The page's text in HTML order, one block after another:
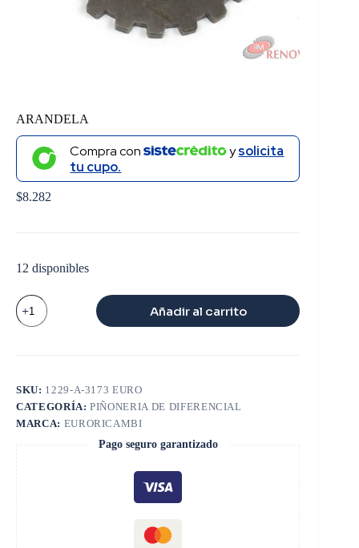
ARANDELA
Compra con ysolicita
tu cupo.
$8.282
12 disponibles
ARANDELA
cantidad
Añadir al carrito
SKU: 1229-A-3173 EURO
CATEGORÍA:PIÑONERIA DE DIFERENCIAL
MARCA: EURORICAMBI
Pago seguro garantizado